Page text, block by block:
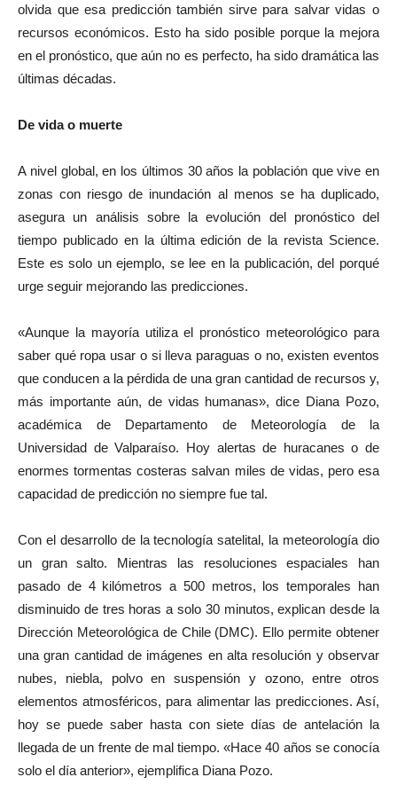
olvida que esa predicción también sirve para salvar vidas o
recursos económicos. Esto ha sido posible porque la mejora
en el pronóstico, que aún no es perfecto, ha sido dramática las
últimas décadas.
De vida o muerte
A nivel global, en los últimos 30 años la población que vive en
zonas con riesgo de inundación al menos se ha duplicado,
asegura un análisis sobre la evolución del pronóstico del
tiempo publicado en la última edición de la revista Science.
Este es solo un ejemplo, se lee en la publicación, del porqué
urge seguir mejorando las predicciones.
«Aunque la mayoría utiliza el pronóstico meteorológico para
saber qué ropa usar o si lleva paraguas o no, existen eventos
que conducen a la pérdida de una gran cantidad de recursos y,
más importante aún, de vidas humanas», dice Diana Pozo,
académica de Departamento de Meteorología de la
Universidad de Valparaíso. Hoy alertas de huracanes o de
enormes tormentas costeras salvan miles de vidas, pero esa
capacidad de predicción no siempre fue tal.
Con el desarrollo de la tecnología satelital, la meteorología dio
un gran salto. Mientras las resoluciones espaciales han
pasado de 4 kilómetros a 500 metros, los temporales han
disminuido de tres horas a solo 30 minutos, explican desde la
Dirección Meteorológica de Chile (DMC). Ello permite obtener
una gran cantidad de imágenes en alta resolución y observar
nubes, niebla, polvo en suspensión y ozono, entre otros
elementos atmosféricos, para alimentar las predicciones. Así,
hoy se puede saber hasta con siete días de antelación la
llegada de un frente de mal tiempo. «Hace 40 años se conocía
solo el día anterior», ejemplifica Diana Pozo.